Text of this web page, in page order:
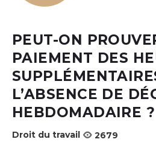
PEUT-ON
PAIEMENT DES
L’ABSENCE DE
HEBDOMADAIRE ?
Droit du travail 2679